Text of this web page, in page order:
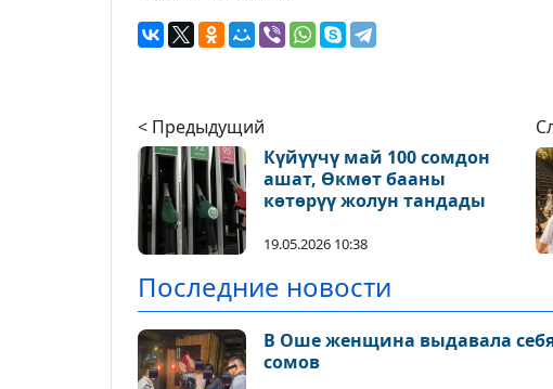
< Предыдущий
Күйүүчү май 100 сомдон
ашат, Өкмөт бааны
көтөрүү жолун тандады
19.05.2026 10:38
Последние новости
В Оше женщина выдавала себя
сомов